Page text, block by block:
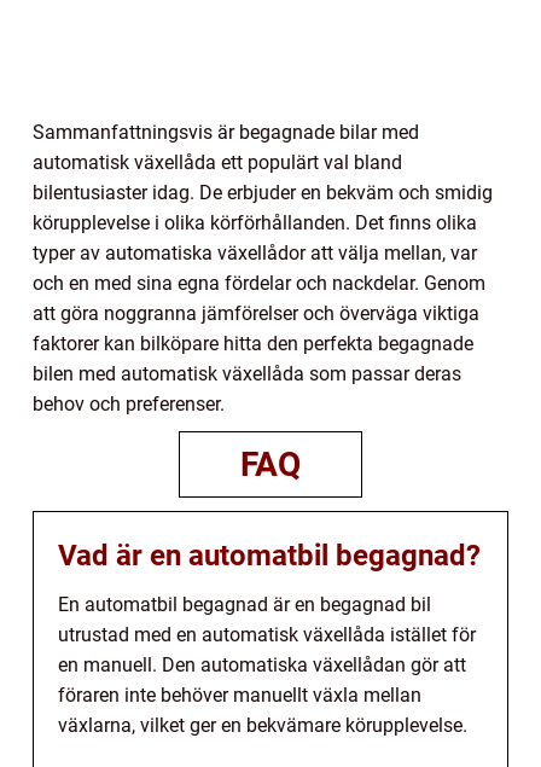
Sammanfattningsvis är begagnade bilar med
automatisk växellåda ett populärt val bland
bilentusiaster idag. De erbjuder en bekväm och smidig
körupplevelse i olika körförhållanden. Det finns olika
typer av automatiska växellådor att välja mellan, var
och en med sina egna fördelar och nackdelar. Genom
att göra noggranna jämförelser och överväga viktiga
faktorer kan bilköpare hitta den perfekta begagnade
bilen med automatisk växellåda som passar deras
behov och preferenser.
FAQ
Vad är en automatbil begagnad?
En automatbil begagnad är en begagnad bil
utrustad med en automatisk växellåda istället för
en manuell. Den automatiska växellådan gör att
föraren inte behöver manuellt växla mellan
växlarna, vilket ger en bekvämare körupplevelse.